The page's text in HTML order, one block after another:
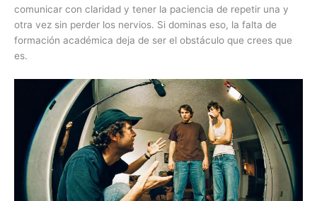
comunicar con claridad y tener la paciencia de repetir una y
otra vez sin perder los nervios. Si dominas eso, la falta de
formación académica deja de ser el obstáculo que crees que
es.